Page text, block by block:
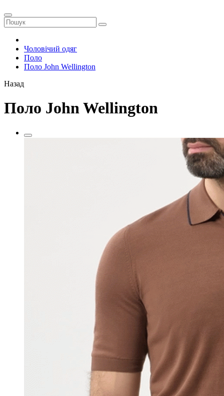
Чоловічий одяг
Поло
Поло John Wellington
Назад
Поло John Wellington